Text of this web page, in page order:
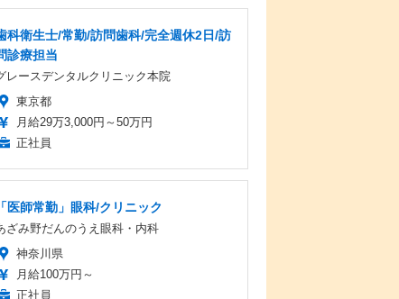
科衛生士/常勤/訪問歯科/完全週休2日/訪
診療担当
レースデンタルクリニック本院
東京都
月給29万3,000円～50万円
正社員
「医師常勤」眼科/クリニック
ざみ野だんのうえ眼科・内科
神奈川県
月給100万円～
正社員